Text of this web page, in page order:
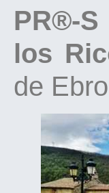
PR®-
los
de